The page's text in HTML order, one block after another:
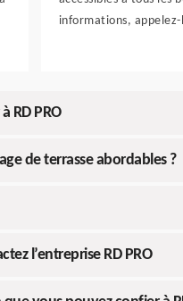
informations,
RD PRO
de terrasse abordables ?
l’entreprise RD PRO